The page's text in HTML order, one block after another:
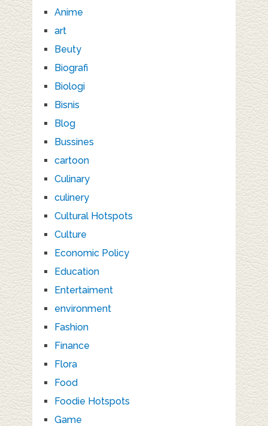
Anime
art
Beuty
Biografi
Biologi
Bisnis
Blog
Bussines
cartoon
Culinary
culinery
Cultural Hotspots
Culture
Economic Policy
Education
Entertaiment
environment
Fashion
Finance
Flora
Food
Foodie Hotspots
Game